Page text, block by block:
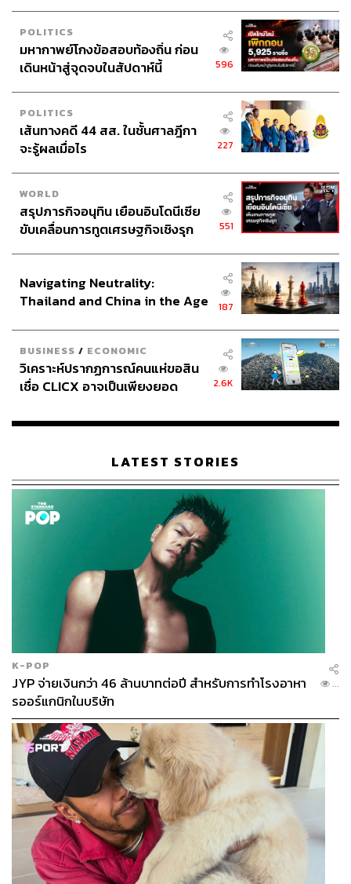
ไม่ใช่ทั้งหมด ยังมีผู้คนอีกมากมายที่ยังคงลงมือทำหน้าที่ของ
ตนเองเพื่อปกป้องและช่วยเหลือผู้อื่นอย่างซื่อตรง โดยไม่
สนใจคำว่าผลประโยชน์อยู่เช่นเดียวกัน และความมุ่งมั่นตั้งใจ
เพื่อช่วยเหลือผู้อื่นอย่างซื่อตรง นี่แหละคือขุมพลังสำคัญที่
ผลักดันให้มนุษย์สามารถก้าวข้ามขีดจำกัดของตนเองไปได้
เกินกว่าที่เราจะจินตนาการถึง
นับว่าเป็นภาพยนตร์จากฝีมือ
ของ ชินจิ ฮิงุจิ และ ฮิเดอากิ อันโนะ ที่ตื่นตาตื่นใจสมการรอ
คอยของเราจริงๆ ไม่ว่าจะเป็นฉากแอ็กชันที่สมจริงสมจัง การ
ใส่องค์ประกอบต่างๆ ของซีรีส์ต้นฉบับเข้ามาให้เราได้หาย
คิดถึง และเรื่องราวที่เข้มข้นจริงจัง มีประเด็นให้เราได้ร่วม
แน่นอนว่านี่คือภาพยนตร์ที่แฟนๆ ของมนุษย์ยักษ์แห่งแสงไม่
Shin Ultramanเข้าฉายอย่างเป็นทางการแล้ววันนี้ ในโรง
ภาพยนตร์
ภาพ:OfficialTohoMovie / YouTube
TAGS: การ์ตูนญี่ปุ่น ภาพยนตร์แอนิเมชัน
Shin Ultraman
ภาพยนตร์ซูเปอร์ฮีโร่
POLITICS
มหากาพย์โกงข้อสอบท้องถิ่น ก่อน
เดินหน้าสู่จุดจบในสัปดาห์นี้
596
POLITICS
เส้นทางคดี 44 สส. ในชั้นศาลฎีกา
จะรู้ผลเมื่อไร
227
WORLD
สรุปภารกิจอนุทิน เยือนอินโดนีเซีย
ขับเคลื่อนการทูตเศรษฐกิจเชิงรุก
551
Navigating Neutrality:
Thailand and China in the Age
187
BUSINESS / ECONOMIC
วิเคราะห์ปรากฏการณ์คนแห่ขอสิน
เชื่อ CLICX อาจเป็นเพียงยอด
เรือนไทยที่ถูกซุกไว้
2.6K
LATEST STORIES
K-POP
JYP จ่ายเงินกว่า 46 ล้านบาทต่อปี สำหรับการทำโรงอาหา
รออร์แกนิกในบริษัท
...